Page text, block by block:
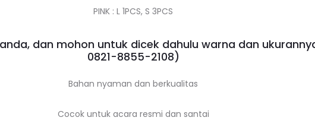
PINK : L 1PCS, S 3PCS
dan mohon untuk dicek dahulu warna dan
0821-8855-2108)
Bahan nyaman dan berkualitas
Cocok untuk acara resmi dan santai